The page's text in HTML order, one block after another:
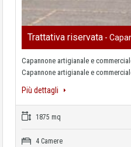
Trattativa riservata -
Capannone artigianale e
Capannone artigianale e
Più dettagli
1875 mq
4 Camere